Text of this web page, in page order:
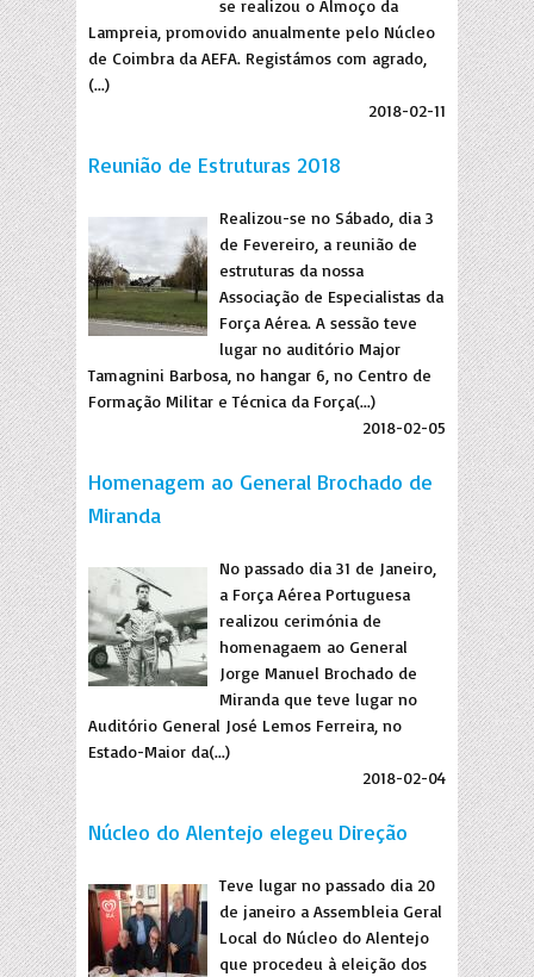
se realizou o Almoço da
Lampreia, promovido anualmente pelo Núcleo
de Coimbra da AEFA. Registámos com agrado,
(...)
2018-02-11
Reunião de Estruturas 2018
Realizou-se no Sábado, dia 3
de Fevereiro, a reunião de
estruturas da nossa
Associação de Especialistas da
Força Aérea. A sessão teve
lugar no auditório Major
Tamagnini Barbosa, no hangar 6, no Centro de
Formação Militar e Técnica da Força(...)
2018-02-05
Homenagem ao General Brochado de
Miranda
No passado dia 31 de Janeiro,
a Força Aérea Portuguesa
realizou cerimónia de
homenagaem ao General
Jorge Manuel Brochado de
Miranda que teve lugar no
Auditório General José Lemos Ferreira, no
Estado-Maior da(...)
2018-02-04
Núcleo do Alentejo elegeu Direção
Teve lugar no passado dia 20
de janeiro a Assembleia Geral
Local do Núcleo do Alentejo
que procedeu à eleição dos